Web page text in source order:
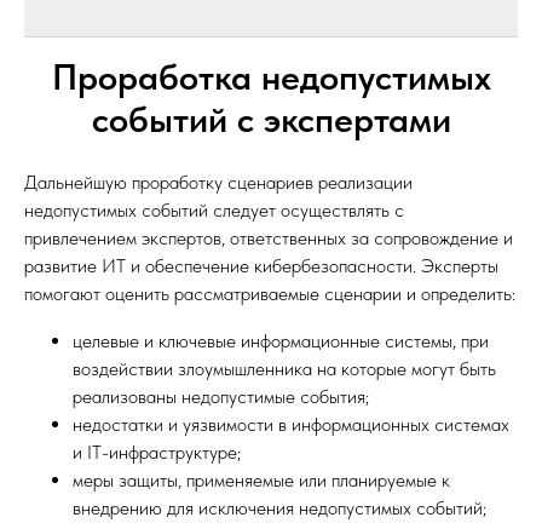
Проработка недопустимых
событий с экспертами
Дальнейшую проработку сценариев реализации
недопустимых событий следует осуществлять с
привлечением экспертов, ответственных за сопровождение и
развитие ИТ и обеспечение кибербезопасности. Эксперты
помогают оценить рассматриваемые сценарии и определить:
целевые и ключевые информационные системы, при
воздействии злоумышленника на которые могут быть
реализованы недопустимые события;
недостатки и уязвимости в информационных системах
и IT-инфраструктуре;
меры защиты, применяемые или планируемые к
внедрению для исключения недопустимых событий;